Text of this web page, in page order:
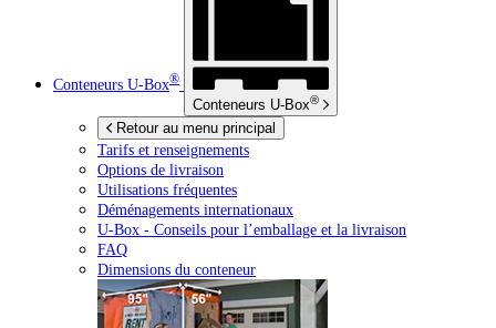
Conteneurs U-Box®
Conteneurs U-Box®
Retour au menu principal
Tarifs et renseignements
Options de livraison
Utilisations fréquentes
Déménagements internationaux
U-Box - Conseils pour l’emballage et la livraison
FAQ
Dimensions du conteneur